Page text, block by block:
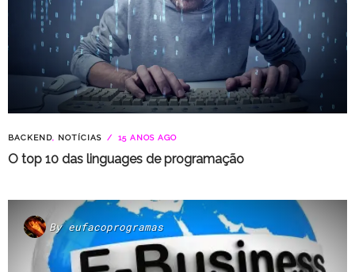
BACKEND, NOTÍCIAS 15 ANOS AGO
O top 10 das linguages de programação
Byeufacoprogramas